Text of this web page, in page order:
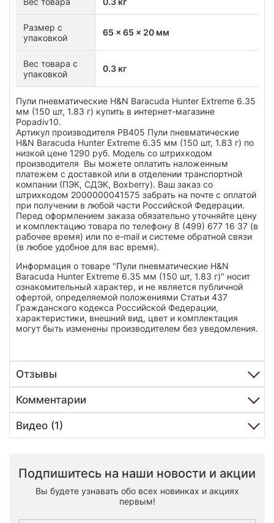
Размер с
упаковкой
65 x 65 x 20 мм
Вес товара с
упаковкой
0.3 кг
Пули пневматические H&N Baracuda Hunter Extreme 6.35
мм (150 шт, 1.83 г) купить в интернет-магазине
Popadiv10.
Артикул производителя PB405 Пули пневматические
H&N Baracuda Hunter Extreme 6.35 мм (150 шт, 1.83 г) по
низкой цене 1290 руб. Модель со штрихкодом
производителя Вы можете оплатить наложенным
платежем с доставкой или в отделении транспортной
компании (ПЭК, СДЭК, Boxberry). Ваш заказ со
штрихкодом 2000000041575 забрать на почте с оплатой
при получении в любой части Российской Федерации.
Перед оформлением заказа обязательно уточняйте цену
и комплектацию товара по телефону 8 (499) 677 16 37 (в
рабочее время) или по e-mail и системе обратной связи
(в любое удобное для вас время).
Информация о товаре "Пули пневматические H&N
Baracuda Hunter Extreme 6.35 мм (150 шт, 1.83 г)" носит
ознакомительный характер, и не является публичной
офертой, определяемой положениями Статьи 437
Гражданского кодекса Российской Федерации,
характеристики, внешний вид, цвет и комплектация
могут быть изменены производителем без уведомления.
Отзывы
Комментарии
Видео (1)
Подпишитесь на наши новости и акции
Вы будете узнавать обо всех новинках и акциях
первым!